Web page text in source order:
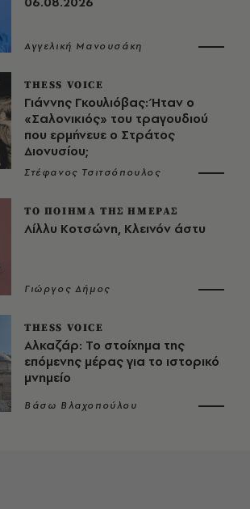
Αγγελική Μανουσάκη
THESS VOICE
Γιάννης Γκουλιόβας: Ήταν ο
«Σαλονικιός» του τραγουδιού
που ερμήνευε ο Στράτος
Διονυσίου;
Στέφανος Τσιτσόπουλος
ΤΟ ΠΟΙΗΜΑ ΤΗΣ ΗΜΕΡΑΣ
Λίλλυ Κοτσώνη, Κλεινόν άστυ
Γιώργος Δήμος
THESS VOICE
Αλκαζάρ: Το στοίχημα της
επόμενης μέρας για το ιστορικό
μνημείο
Βάσω Βλαχοπούλου